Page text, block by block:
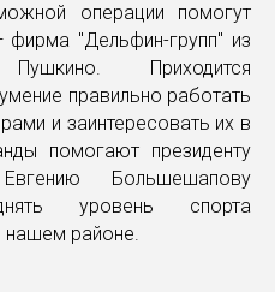
операции помогут
фирма "Дельфин-групп" из
Приходится
правильно работать
и заинтересовать их в
помогают президенту
Большешапову
уровень спорта
нашем районе.